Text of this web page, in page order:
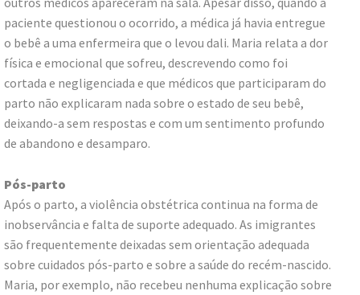
paciente questionou o ocorrido, a médica já havia entregue
o bebê a uma enfermeira que o levou dali. Maria relata a dor
física e emocional que sofreu, descrevendo como foi
cortada e negligenciada e que médicos que participaram do
parto não explicaram nada sobre o estado de seu bebê,
deixando-a sem respostas e com um sentimento profundo
de abandono e desamparo.
Pós-parto
Após o parto, a violência obstétrica continua na forma de
inobservância e falta de suporte adequado. As imigrantes
são frequentemente deixadas sem orientação adequada
sobre cuidados pós-parto e sobre a saúde do recém-nascido.
Maria, por exemplo, não recebeu nenhuma explicação sobre